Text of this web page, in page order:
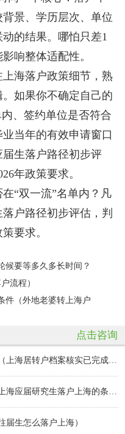
景、学历层次、单位
的结果。哪怕只差1
响整体适配性。
海落户政策细节，熟
如果你不确定自己的
、签约单位是否符合
当年的有效申请窗口
生落户路径初步评
年政策要求。
“双一流”名单内？凡
户路径初步评估，判
要求。
候要等多久多长时间？
流程）
件（外地老婆转上海户
点击咨询
届生怎么落户上海）